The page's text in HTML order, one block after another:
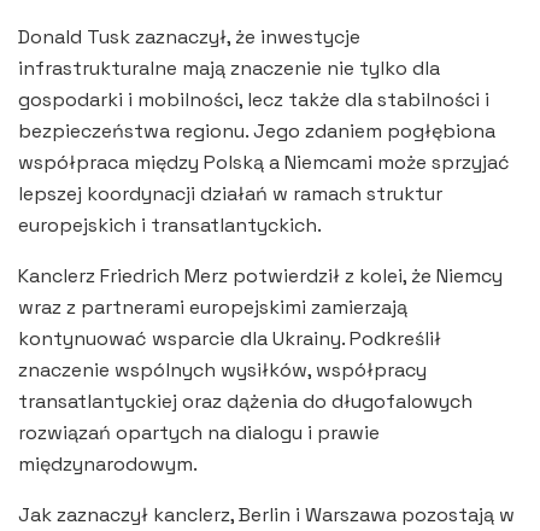
Donald Tusk zaznaczył, że inwestycje
infrastrukturalne mają znaczenie nie tylko dla
gospodarki i mobilności, lecz także dla stabilności i
bezpieczeństwa regionu. Jego zdaniem pogłębiona
współpraca między Polską a Niemcami może sprzyjać
lepszej koordynacji działań w ramach struktur
europejskich i transatlantyckich.
Kanclerz Friedrich Merz potwierdził z kolei, że Niemcy
wraz z partnerami europejskimi zamierzają
kontynuować wsparcie dla Ukrainy. Podkreślił
znaczenie wspólnych wysiłków, współpracy
transatlantyckiej oraz dążenia do długofalowych
rozwiązań opartych na dialogu i prawie
międzynarodowym.
Jak zaznaczył kanclerz, Berlin i Warszawa pozostają w